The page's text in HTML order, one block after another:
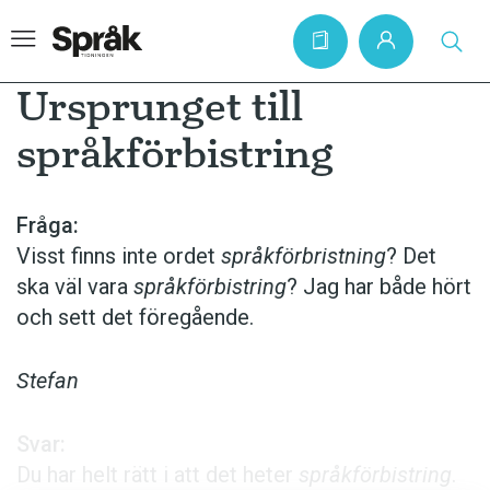
Hem
Artiklar
Krönikor
Språkfrågor
Bokrecensioner
Ursprunget till
språkförbistring
Fråga:
Visst finns inte ordet språkförbristning? Det
ska väl vara språkförbistring? Jag har både hört
och sett det föregående.
Stefan